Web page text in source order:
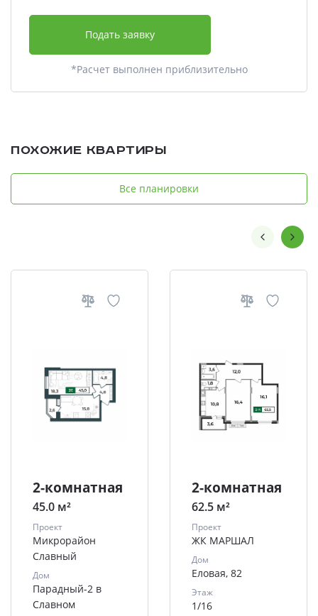
Подать заявку
*Расчет выполнен приблизительно
Похожие квартиры
Все планировки
2-комнатная
45.0 м²
Проект
Микрорайон
Славный
Дом
Парадный-2 в
Славном
2-комнатная
62.5 м²
Проект
ЖК МАРШАЛ
Дом
Еловая, 82
Этаж
1/16